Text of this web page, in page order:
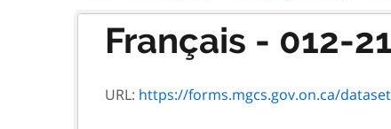
Français - 012-
URL: https://forms.mgcs.gov.on.ca/dataset/